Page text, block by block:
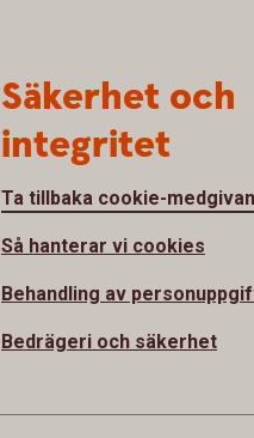
Säkerhet och
integritet
Ta tillbaka cookie-
Så hanterar vi cookies
Behandling av
Bedrägeri och säkerhet